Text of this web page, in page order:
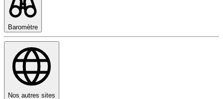
Baromètre
Nos autres sites